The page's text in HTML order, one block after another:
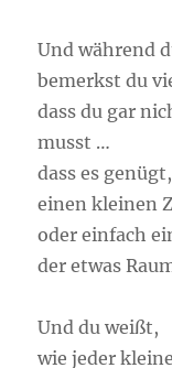
Und während
bemerkst du
dass du gar
musst …
dass es genügt,
einen kleinen
oder einfach
der etwas
Und du weißt,
wie jeder